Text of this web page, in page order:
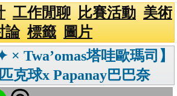
工作閒聊 比賽活動 美術
論 標籤
圖片
× Twa’omas塔哇歐瑪司】
克球x Papanay巴巴奈